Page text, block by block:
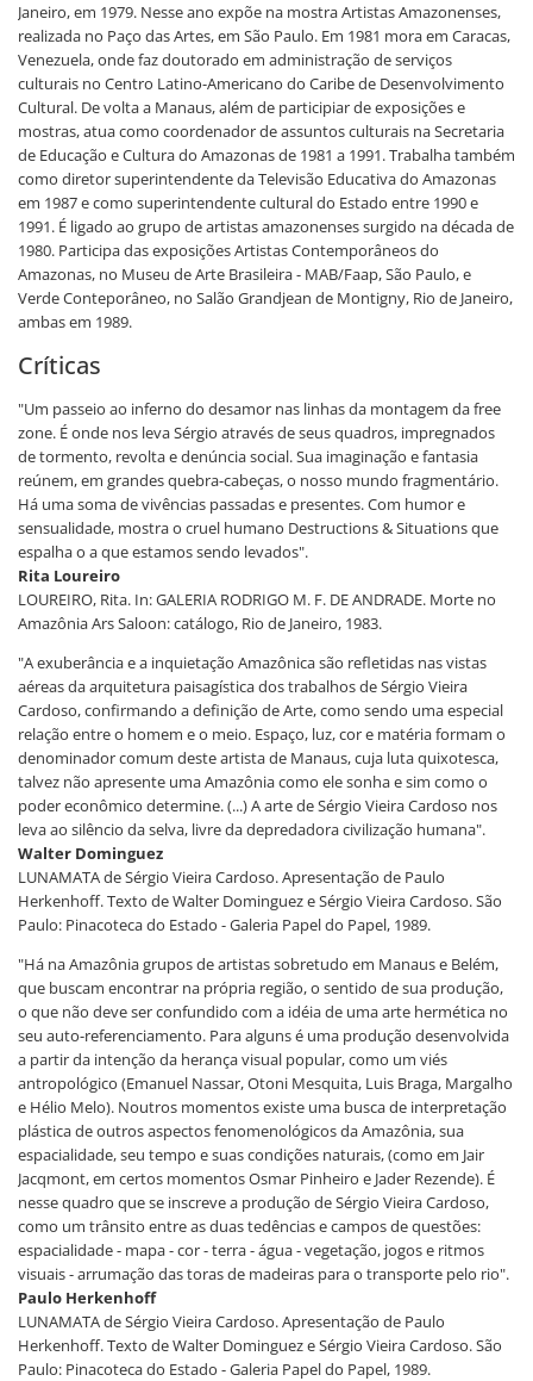
Janeiro, em 1979. Nesse ano expõe na mostra Artistas Amazonenses,
realizada no Paço das Artes, em São Paulo. Em 1981 mora em Caracas,
Venezuela, onde faz doutorado em administração de serviços
culturais no Centro Latino-Americano do Caribe de Desenvolvimento
Cultural. De volta a Manaus, além de participiar de exposições e
mostras, atua como coordenador de assuntos culturais na Secretaria
de Educação e Cultura do Amazonas de 1981 a 1991. Trabalha também
como diretor superintendente da Televisão Educativa do Amazonas
em 1987 e como superintendente cultural do Estado entre 1990 e
1991. É ligado ao grupo de artistas amazonenses surgido na década de
1980. Participa das exposições Artistas Contemporâneos do
Amazonas, no Museu de Arte Brasileira - MAB/Faap, São Paulo, e
Verde Conteporâneo, no Salão Grandjean de Montigny, Rio de Janeiro,
ambas em 1989.
Críticas
"Um passeio ao inferno do desamor nas linhas da montagem da free
zone. É onde nos leva Sérgio através de seus quadros, impregnados
de tormento, revolta e denúncia social. Sua imaginação e fantasia
reúnem, em grandes quebra-cabeças, o nosso mundo fragmentário.
Há uma soma de vivências passadas e presentes. Com humor e
sensualidade, mostra o cruel humano Destructions & Situations que
espalha o a que estamos sendo levados".
Rita Loureiro
LOUREIRO, Rita. In: GALERIA RODRIGO M. F. DE ANDRADE. Morte no
Amazônia Ars Saloon: catálogo, Rio de Janeiro, 1983.
"A exuberância e a inquietação Amazônica são refletidas nas vistas
aéreas da arquitetura paisagística dos trabalhos de Sérgio Vieira
Cardoso, confirmando a definição de Arte, como sendo uma especial
relação entre o homem e o meio. Espaço, luz, cor e matéria formam o
denominador comum deste artista de Manaus, cuja luta quixotesca,
talvez não apresente uma Amazônia como ele sonha e sim como o
poder econômico determine. (...) A arte de Sérgio Vieira Cardoso nos
leva ao silêncio da selva, livre da depredadora civilização humana".
Walter Dominguez
LUNAMATA de Sérgio Vieira Cardoso. Apresentação de Paulo
Herkenhoff. Texto de Walter Dominguez e Sérgio Vieira Cardoso. São
Paulo: Pinacoteca do Estado - Galeria Papel do Papel, 1989.
"Há na Amazônia grupos de artistas sobretudo em Manaus e Belém,
que buscam encontrar na própria região, o sentido de sua produção,
o que não deve ser confundido com a idéia de uma arte hermética no
seu auto-referenciamento. Para alguns é uma produção desenvolvida
a partir da intenção da herança visual popular, como um viés
antropológico (Emanuel Nassar, Otoni Mesquita, Luis Braga, Margalho
e Hélio Melo). Noutros momentos existe uma busca de interpretação
plástica de outros aspectos fenomenológicos da Amazônia, sua
espacialidade, seu tempo e suas condições naturais, (como em Jair
Jacqmont, em certos momentos Osmar Pinheiro e Jader Rezende). É
nesse quadro que se inscreve a produção de Sérgio Vieira Cardoso,
como um trânsito entre as duas tedências e campos de questões:
espacialidade - mapa - cor - terra - água - vegetação, jogos e ritmos
visuais - arrumação das toras de madeiras para o transporte pelo rio".
Paulo Herkenhoff
LUNAMATA de Sérgio Vieira Cardoso. Apresentação de Paulo
Herkenhoff. Texto de Walter Dominguez e Sérgio Vieira Cardoso. São
Paulo: Pinacoteca do Estado - Galeria Papel do Papel, 1989.